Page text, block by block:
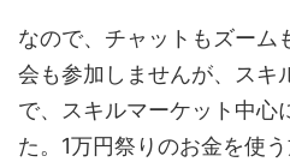
なので、チャットもズーム
会も参加しませんが、スキ
で、スキルマーケット中心
た。1万円祭りのお金を使